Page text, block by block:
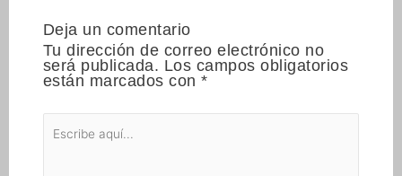
Deja un comentario
Tu dirección de correo electrónico no
será publicada. Los campos obligatorios
están marcados con*
aquí...